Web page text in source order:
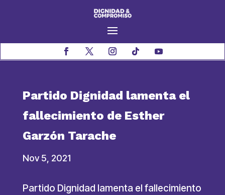
Partido Dignidad lamenta el
fallecimiento de Esther
Garzón Tarache
Nov 5, 2021
Partido Dignidad lamenta el fallecimiento